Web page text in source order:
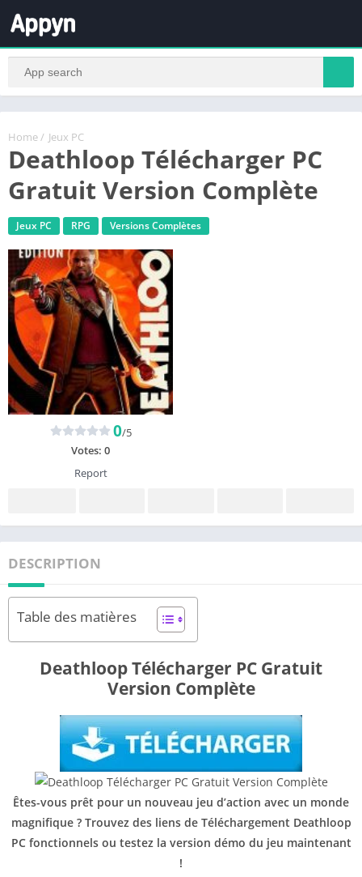
Home / Jeux PC
Deathloop Télécharger PC
Gratuit Version Complète
Jeux PC RPG Versions Complètes
0/5
Votes: 0
Report
DESCRIPTION
Table des matières
Deathloop Télécharger PC Gratuit
Version Complète
Êtes-vous prêt pour un nouveau jeu d’action avec un monde
magnifique ? Trouvez des liens de Téléchargement Deathloop
PC fonctionnels ou testez la version démo du jeu maintenant
!